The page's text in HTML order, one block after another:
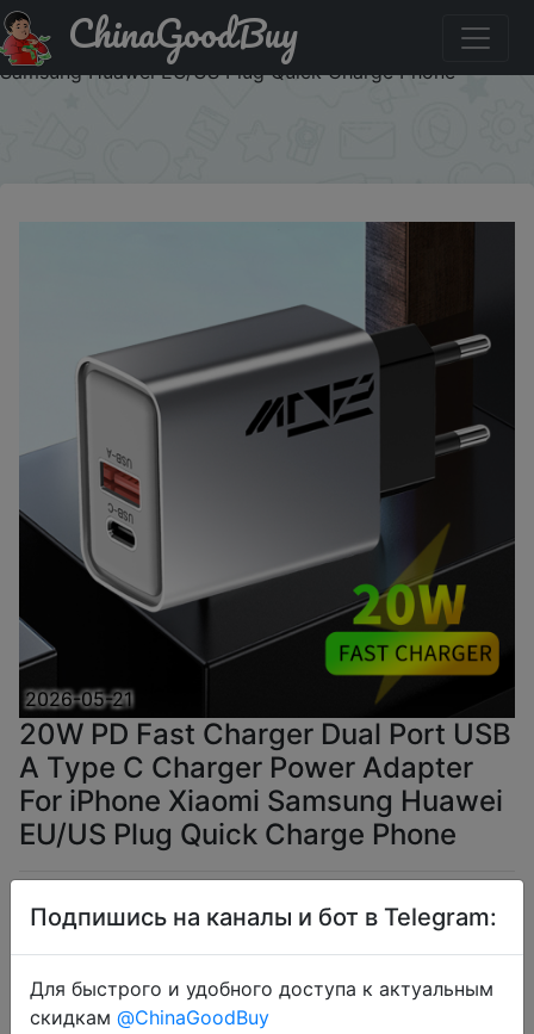
Купить по распродаже : 20W PD Fast Charger Dual Port
USB A Type C Charger Power Adapter For iPhone Xiaomi
Samsung Huawei EU/US Plug Quick Charge Phone
ChinaGoodBuy
2026-05-21
20W PD Fast Charger Dual Port USB
A Type C Charger Power Adapter
For iPhone Xiaomi Samsung Huawei
EU/US Plug Quick Charge Phone
$4.61
Coins
Подпишись на каналы и бот в Telegram:
Для быстрого и удобного доступа к актуальным
скидкам @ChinaGoodBuy